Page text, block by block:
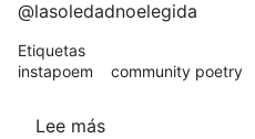
@lasoledadnoelegida
Etiquetas
instapoem
community poetry
Lee más